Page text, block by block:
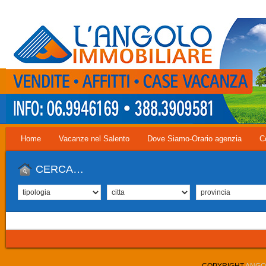
Home Vacanze nel Salento Dove Siamo-Orario agenzia
CERCA…